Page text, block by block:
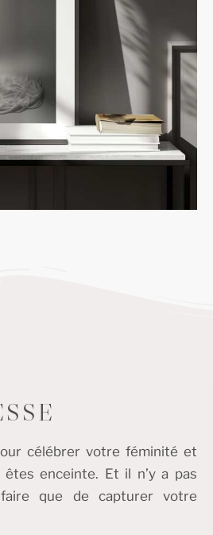
célébrer votre féminité et
enceinte. Et il n’y a pas
que de capturer votre